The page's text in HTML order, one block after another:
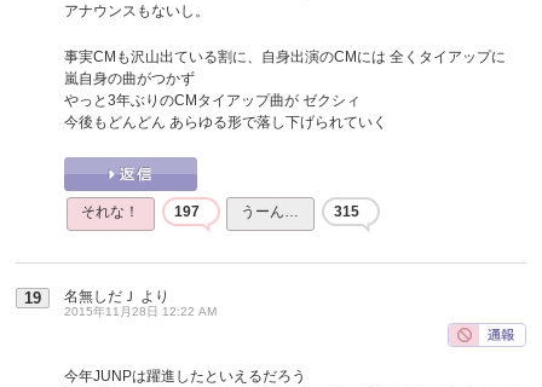
アナウンスもないし。
事実CMも沢山出ている割に、自身出演のCMには 全くタイアップに
嵐自身の曲がつかず
やっと3年ぶりのCMタイアップ曲が ゼクシィ
今後もどんどん あらゆる形で落し下げられていく
それな！ 197 うーん… 315
19 名無しだＪ より
2015年11月28日 12:22 AM
今年JUNPは躍進したといえるだろう